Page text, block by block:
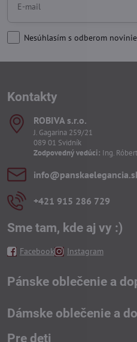
Nesúhlasím s odberom
Kontakty
ROBIVA s​.r​.o​.
J. Gagarina 259/21
089 01 Svidník
Zodpovedný vedúci: Ing.
+421 915 286 729
Sme tam, kde aj vy :)
Facebook Instagram
Pánske oblečenie a
Dámske oblečenie a
Pre deti